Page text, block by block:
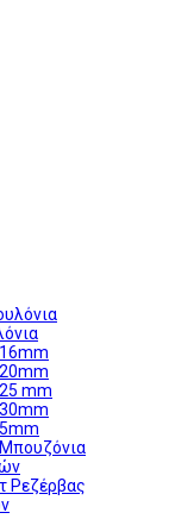
mm
Ρεζέρβας